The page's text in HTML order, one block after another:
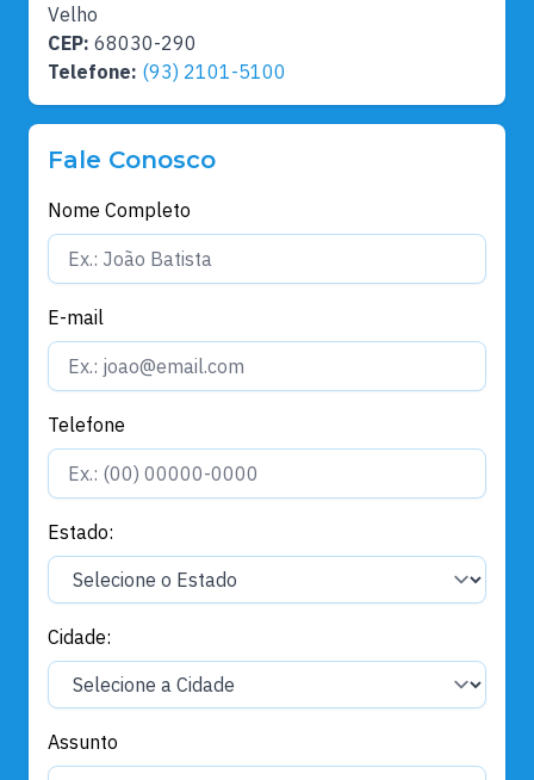
Velho
CEP: 68030-290
Telefone: (93) 2101-5100
Fale Conosco
Nome Completo
E-mail
Telefone
Estado:
Cidade:
Assunto